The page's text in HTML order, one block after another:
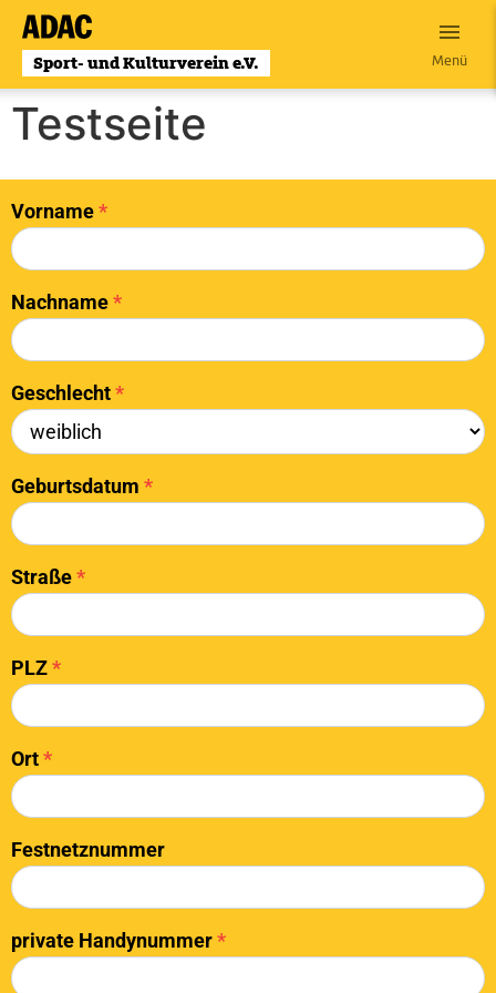
Menü
Testseite
Mitgliedsantrag
Vorname*
Nachname*
Geschlecht*
Geburtsdatum *
Straße*
PLZ*
Ort*
Festnetznummer
private Handynummer*
Falls Du
menschlich
bist, lasse
dieses Feld
leer.